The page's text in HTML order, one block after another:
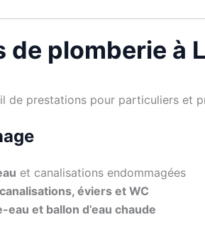
plomberie à
de prestations pour particuliers et
et canalisations endommagées
canalisations, éviers et WC
eau et ballon d’eau chaude